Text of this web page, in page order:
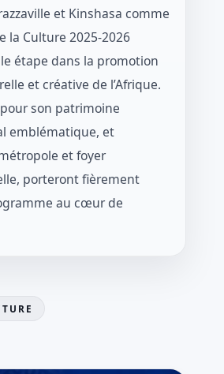
et Kinshasa comme
la Culture 2025-2026
étape dans la promotion
et créative de l’Afrique.
son patrimoine
emblématique, et
et foyer
porteront fièrement
au cœur de